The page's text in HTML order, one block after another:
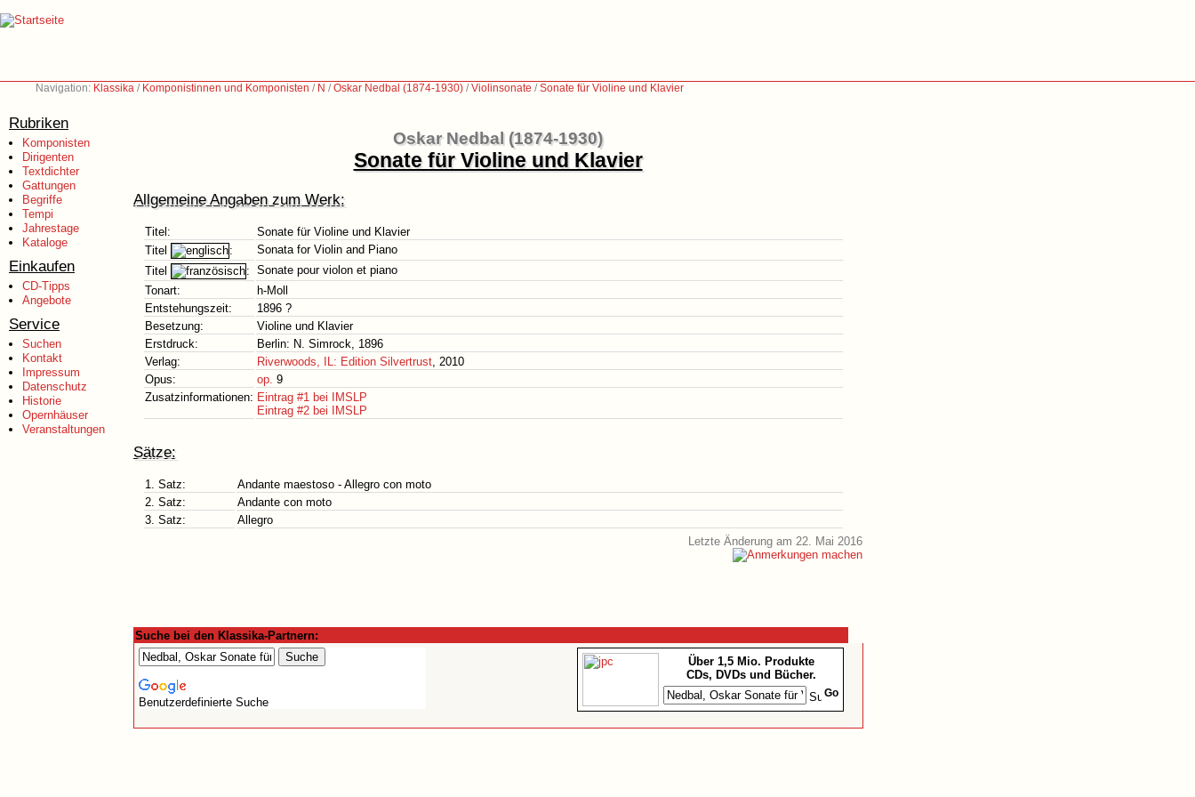
Navigation: Klassika / Komponistinnen und Komponisten / N /Oskar Nedbal (1874-1930) /Violinsonate /Sonate für Violine und Klavier
Rubriken
Komponisten
Dirigenten
Textdichter
Gattungen
Begriffe
Tempi
Jahrestage
Kataloge
Einkaufen
CD-Tipps
Angebote
Service
Suchen
Kontakt
Impressum
Datenschutz
Historie
Opernhäuser
Veranstaltungen
Oskar Nedbal (1874-1930)
Sonate für Violine und Klavier
Allgemeine Angaben zum Werk:
Titel:
Sonate für Violine und Klavier
Titel
:
Sonata for Violin and Piano
Titel
: Sonate pour violon et piano
Tonart:
h-Moll
Entstehungszeit:
1896 ?
Besetzung:
Violine und Klavier
Erstdruck:
Berlin: N. Simrock, 1896
Verlag:
Riverwoods, IL: Edition Silvertrust, 2010
Opus:
op. 9
Zusatzinformationen: Eintrag #1 bei IMSLP
Eintrag #2 bei IMSLP
Sätze:
1. Satz:
Andante maestoso - Allegro con moto
2. Satz:
Andante con moto
3. Satz:
Allegro
Letzte Änderung am 22. Mai 2016
Suche bei den Klassika-Partnern:
Benutzerdefinierte Suche
Über 1,5 Mio. Produkte
CDs, DVDs und Bücher.
Go